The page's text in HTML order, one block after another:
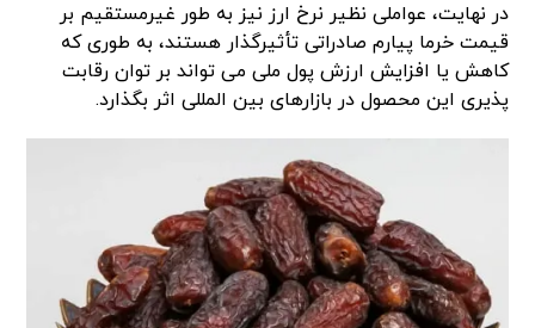
در نهایت، عواملی نظیر نرخ ارز نیز به طور غیرمستقیم بر
قیمت خرما پیارم صادراتی تأثیرگذار هستند، به طوری که
کاهش یا افزایش ارزش پول ملی می تواند بر توان رقابت
پذیری این محصول در بازارهای بین المللی اثر بگذارد.